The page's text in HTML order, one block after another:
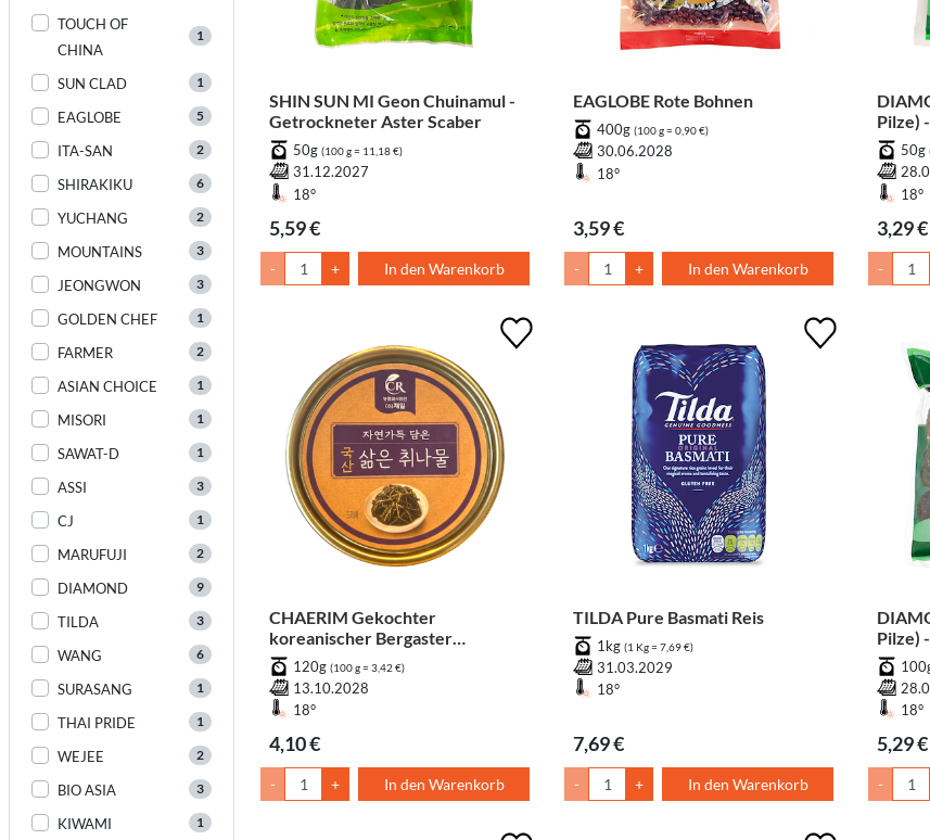
TOUCH OF
CHINA
1
SUN CLAD 1
EAGLOBE 5
ITA-SAN 2
SHIRAKIKU 6
YUCHANG 2
MOUNTAINS 3
JEONGWON 3
GOLDEN CHEF 1
FARMER 2
ASIAN CHOICE 1
MISORI 1
SAWAT-D 1
ASSI 3
CJ 1
MARUFUJI 2
DIAMOND 9
TILDA 3
WANG 6
SURASANG 1
THAI PRIDE 1
WEJEE 2
BIO ASIA 3
KIWAMI 1
SHIN SUN MI Geon Chuinamul -
Getrockneter Aster Scaber
50g (100 g = 11,18 €)
31.12.2027
18°
5,59 €
- + In den Warenkorb
EAGLOBE Rote Bohnen
400g (100 g = 0,90 €)
30.06.2028
18°
3,59 €
- + In den Warenkorb
Pilze)
50g
18°
3,29 €
-
CHAERIM Gekochter
koreanischer Bergaster
(Chwinamul) in der Dose
120g (100 g = 3,42 €)
13.10.2028
18°
4,10 €
- + In den Warenkorb
TILDA Pure Basmati Reis
1kg (1 Kg = 7,69 €)
31.03.2029
18°
7,69 €
- + In den Warenkorb
Pilze)
18°
5,29 €
-